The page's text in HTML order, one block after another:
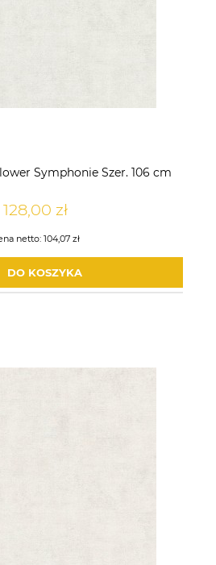
Symphonie Szer. 106 cm
128,00 zł
netto: 104,07 zł
DO KOSZYKA